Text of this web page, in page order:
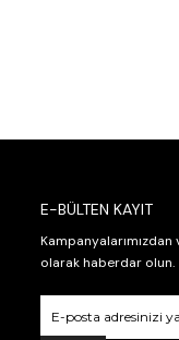
E-BÜLTEN KAYIT
olarak haberdar olun.